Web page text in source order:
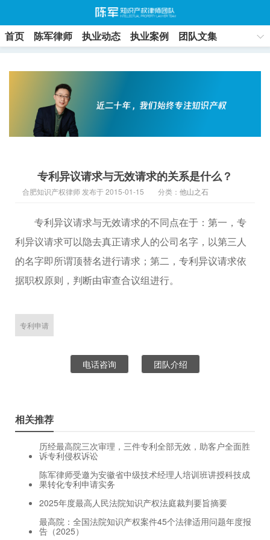
首页 陈军律师 执业动态 执业案例
团队文集
专利异议请求与无效请求的关系是什么？
合肥知识产权律师 发布于 2015-01-15 分类： 他山之石
专利异议请求与无效请求的不同点在于：第一，专
利异议请求可以隐去真正请求人的公司名字，以第三人
的名字即所谓顶替名进行请求；第二，专利异议请求依
据职权原则，判断由审查合议组进行。
专利申请
电话咨询 团队介绍
相关推荐
历经最高院三次审理，三件专利全部无效，助客户全面胜
诉专利侵权诉讼
陈军律师受邀为安徽省中级技术经理人培训班讲授科技成
果转化专利申请实务
2025年度最高人民法院知识产权法庭裁判要旨摘要
最高院：全国法院知识产权案件45个法律适用问题年度报
告（2025）